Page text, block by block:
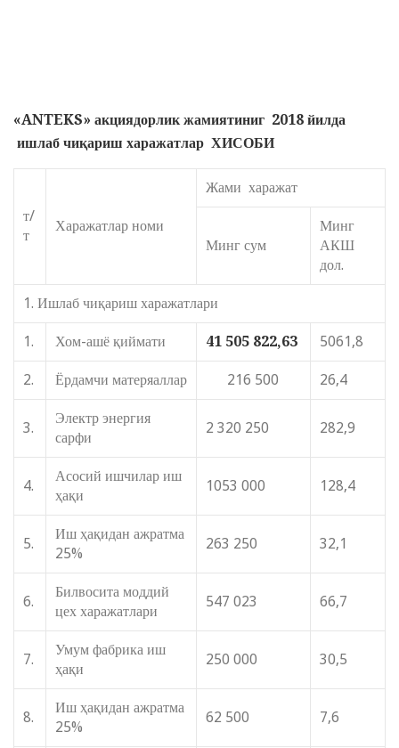
«ANTEKS» акциядорлик жамиятиниг 2018 йилда
ишлаб чиқариш харажатлар ХИСОБИ
т/
т
Харажатлар номи
Жами харажат
Минг сум
Минг
АКШ
дол.
1. Ишлаб чиқариш харажатлари
1. Хом-ашё қиймати 41 505 822,63 5061,8
2. Ёрдамчи матеряаллар 216 500 26,4
3.
Электр энергия
сарфи
2 320 250 282,9
4.
Асосий ишчилар иш
ҳақи
1053 000 128,4
5.
Иш ҳақидан ажратма
25%
263 250 32,1
6.
Билвосита моддий
цех харажатлари
547 023 66,7
7.
Умум фабрика иш
ҳақи
250 000 30,5
8.
Иш ҳақидан ажратма
25%
62 500 7,6